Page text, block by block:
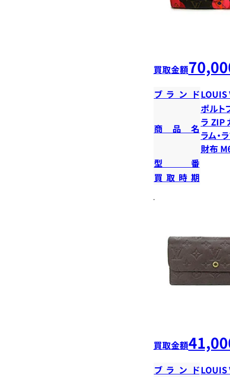
買取金額
ブランドLOUIS
商品名
ポルト
ラ ZIP
ラム・
財布
型番
買取時期
買取金額
ブランドLOUIS